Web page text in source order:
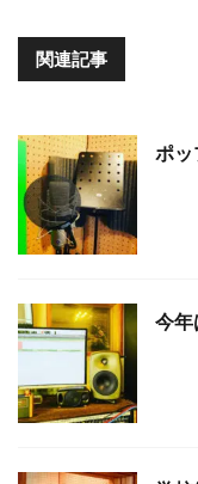
関連記事
ポッ
今